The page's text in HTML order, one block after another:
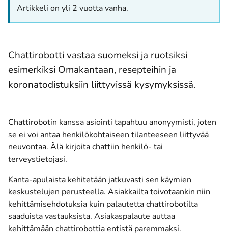
Artikkeli on yli 2 vuotta vanha.
Chattirobotti vastaa suomeksi ja ruotsiksi
esimerkiksi Omakantaan, resepteihin ja
koronatodistuksiin liittyvissä kysymyksissä.
Chattirobotin kanssa asiointi tapahtuu anonyymisti, joten
se ei voi antaa henkilökohtaiseen tilanteeseen liittyvää
neuvontaa. Älä kirjoita chattiin henkilö- tai
terveystietojasi.
Kanta-apulaista kehitetään jatkuvasti sen käymien
keskustelujen perusteella. Asiakkailta toivotaankin niin
kehittämisehdotuksia kuin palautetta chattirobotilta
saaduista vastauksista. Asiakaspalaute auttaa
kehittämään chattirobottia entistä paremmaksi.